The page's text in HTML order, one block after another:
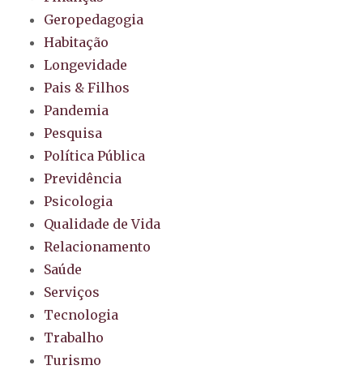
Geropedagogia
Habitação
Longevidade
Pais & Filhos
Pandemia
Pesquisa
Política Pública
Previdência
Psicologia
Qualidade de Vida
Relacionamento
Saúde
Serviços
Tecnologia
Trabalho
Turismo